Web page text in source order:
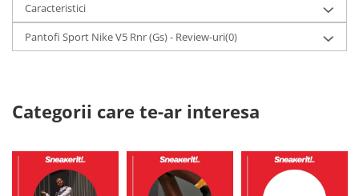
Caracteristici
Pantofi Sport Nike V5 Rnr (Gs) - Review-uri(0)
Categorii care te-ar interesa